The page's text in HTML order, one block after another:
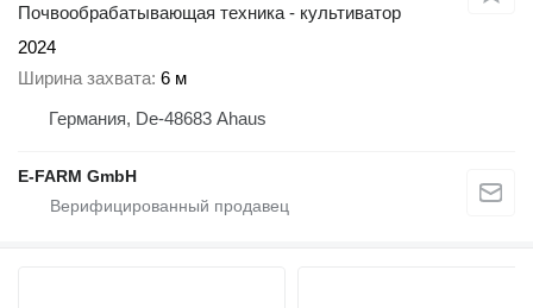
Почвообрабатывающая техника - культиватор
2024
Ширина захвата 6 м
Германия, De-48683 Ahaus
E-FARM GmbH